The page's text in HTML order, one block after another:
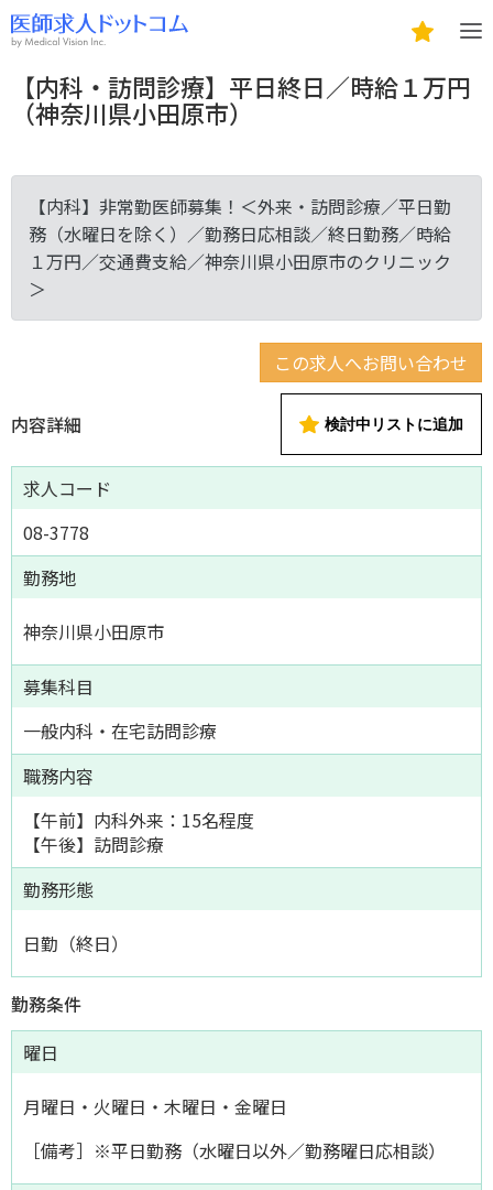
【内科・訪問診療】平日終日／時給１万円
（神奈川県小田原市）
【内科】非常勤医師募集！＜外来・訪問診療／平日勤
務（水曜日を除く）／勤務日応相談／終日勤務／時給
１万円／交通費支給／神奈川県小田原市のクリニック
＞
この求人へお問い合わせ
内容詳細 検討中リストに追加
求人コード
08-3778
勤務地
神奈川県小田原市
募集科目
一般内科・在宅訪問診療
職務内容
【午前】内科外来：15名程度
【午後】訪問診療
勤務形態
日勤（終日）
勤務条件
曜日
月曜日・火曜日・木曜日・金曜日
［備考］※平日勤務（水曜日以外／勤務曜日応相談）